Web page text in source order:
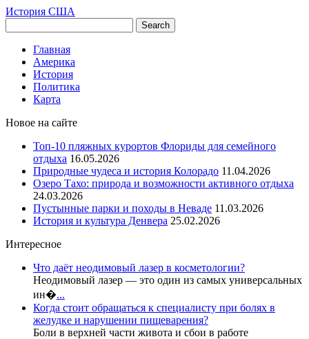
История США
Главная
Америка
История
Политика
Карта
Новое на сайте
Топ-10 пляжных курортов Флориды для семейного
отдыха 16.05.2026
Природные чудеса и история Колорадо 11.04.2026
Озеро Тахо: природа и возможности активного отдыха
24.03.2026
Пустынные парки и походы в Неваде 11.03.2026
История и культура Денвера 25.02.2026
Интересное
Что даёт неодимовый лазер в косметологии?
Неодимовый лазер — это один из самых универсальных
ин�...
Когда стоит обращаться к специалисту при болях в
желудке и нарушении пищеварения?
Боли в верхней части живота и сбои в работе